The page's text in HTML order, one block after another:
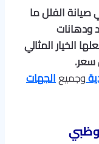
الفلل ما
ودهانات
الخيار المثالي
سعر.
وجميعالجهات